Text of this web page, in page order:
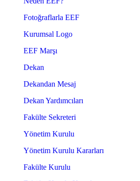
Fotoğraflarla EEF
Kurumsal Logo
EEF Marşı
Dekan
Dekandan Mesaj
Dekan Yardımcıları
Fakülte Sekreteri
Yönetim Kurulu
Yönetim Kurulu Kararları
Fakülte Kurulu